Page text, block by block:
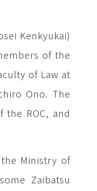
Kenkyukai)
of the
of Law at
Ono. The
ROC, and
Ministry of
Zaibatsu